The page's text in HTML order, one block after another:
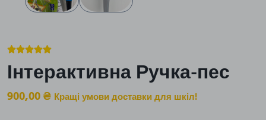

Інтерактивна Ручка-пес
900,00₴ Кращі умови доставки для шкіл!